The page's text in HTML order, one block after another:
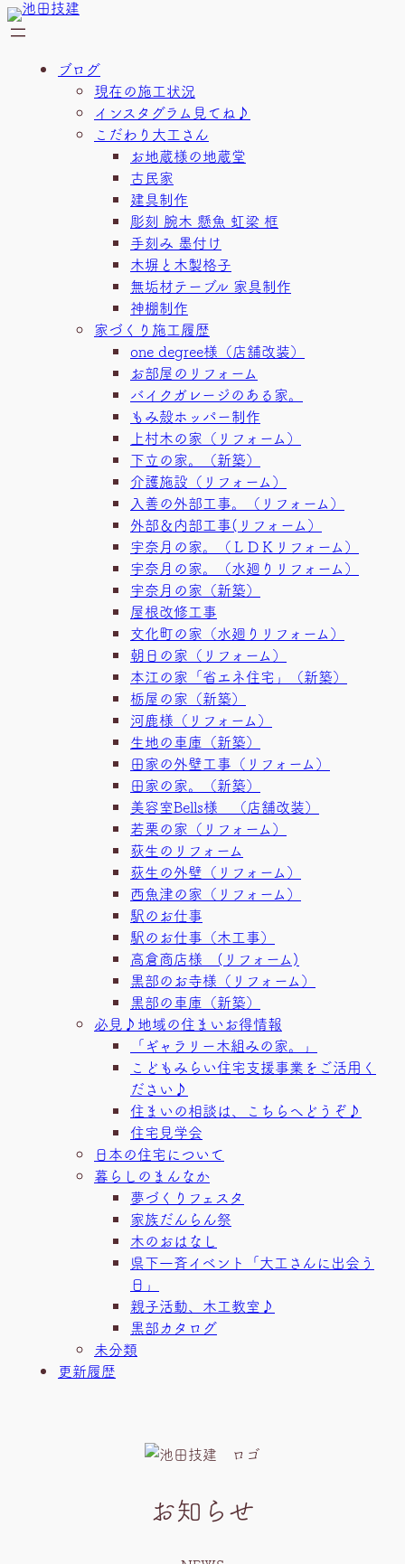
内
容
ブログ
現在の施工状況
インスタグラム見てね♪
こだわり大工さん
お地蔵様の地蔵堂
古民家
建具制作
彫刻 腕木 懸魚 虹梁 框
手刻み 墨付け
木塀と木製格子
無垢材テーブル 家具制作
神棚制作
家づくり施工履歴
one degree様（店舗改装）
お部屋のリフォーム
バイクガレージのある家。
もみ殻ホッパー制作
上村木の家（リフォーム）
下立の家。（新築）
介護施設（リフォーム）
入善の外部工事。（リフォーム）
外部＆内部工事(リフォーム）
宇奈月の家。（ＬＤＫリフォーム）
宇奈月の家。（水廻りリフォーム）
宇奈月の家（新築）
屋根改修工事
文化町の家（水廻りリフォーム）
朝日の家（リフォーム）
本江の家「省エネ住宅」（新築）
栃屋の家（新築）
河鹿様（リフォーム）
生地の車庫（新築）
田家の外壁工事（リフォーム）
田家の家。（新築）
美容室Bells様 （店舗改装）
若栗の家（リフォーム）
荻生のリフォーム
荻生の外壁（リフォーム）
西魚津の家（リフォーム）
駅のお仕事
駅のお仕事（木工事）
高倉商店様 (リフォーム)
黒部のお寺様（リフォーム）
黒部の車庫（新築）
必見♪地域の住まいお得情報
「ギャラリー木組みの家。」
こどもみらい住宅支援事業をご活用く
ださい♪
住まいの相談は、こちらへどうぞ♪
住宅見学会
日本の住宅について
暮らしのまんなか
夢づくりフェスタ
家族だんらん祭
木のおはなし
県下一斉イベント「大工さんに出会う
日」
親子活動、木工教室♪
黒部カタログ
未分類
更新履歴
お知らせ